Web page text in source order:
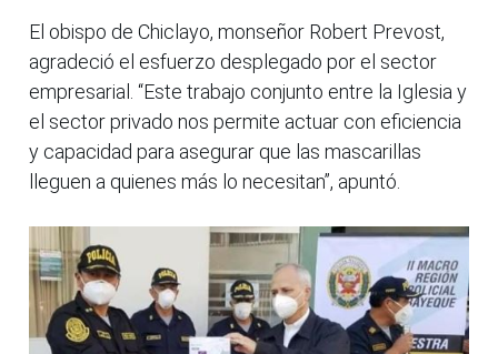
El obispo de Chiclayo, monseñor Robert Prevost,
agradeció el esfuerzo desplegado por el sector
empresarial. “Este trabajo conjunto entre la Iglesia y
el sector privado nos permite actuar con eficiencia
y capacidad para asegurar que las mascarillas
lleguen a quienes más lo necesitan”, apuntó.